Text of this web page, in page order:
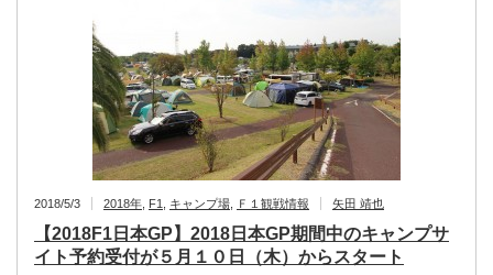
2018/5/3 2018年 F1 キャンプ場 Ｆ１観戦情報 矢田 靖也
【2018F1日本GP】2018日本GP期間中のキャンプサ
イト予約受付が５月１０日（木）からスタート